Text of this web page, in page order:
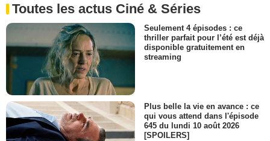
Toutes les actus Ciné & Séries
Seulement 4 épisodes : ce
thriller parfait pour l’été est déjà
disponible gratuitement en
streaming
Plus belle la vie en avance : ce
qui vous attend dans l'épisode
645 du lundi 10 août 2026
[SPOILERS]